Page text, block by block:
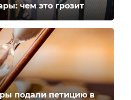
чем это грозит
подали петицию в